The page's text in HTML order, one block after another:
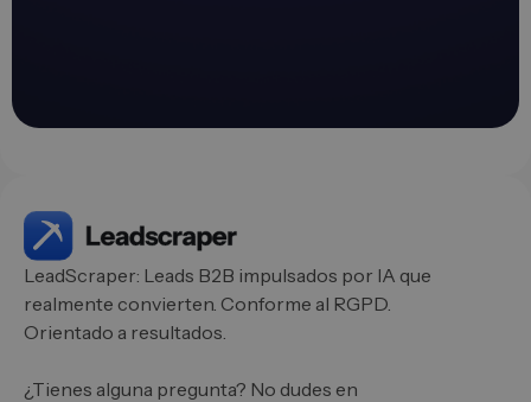
LeadScraper: Leads B2B impulsados por IA que
realmente convierten. Conforme al RGPD.
Orientado a resultados.
¿Tienes alguna pregunta? No dudes en